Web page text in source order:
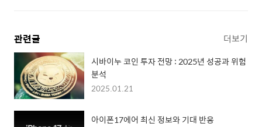
관련글 더보기
시바이누 코인 투자 전망 : 2025년 성공과 위험
분석
2025.01.21
아이폰17에어 최신 정보와 기대 반응